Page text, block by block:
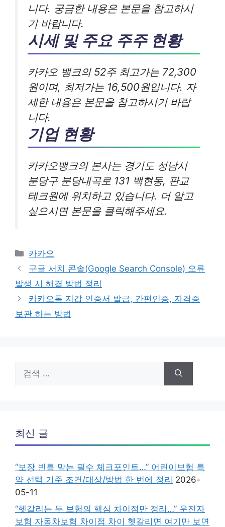
니다. 궁금한 내용은 본문을 참고하시
기 바랍니다.
시세 및 주요 주주 현황
카카오 뱅크의 52주 최고가는 72,300
원이며, 최저가는 16,500원입니다. 자
세한 내용은 본문을 참고하시기 바랍
니다.
기업 현황
카카오뱅크의 본사는 경기도 성남시
분당구 분당내곡로 131 백현동, 판교
테크원에 위치하고 있습니다. 더 알고
싶으시면 본문을 클릭해주세요.
카
테
고
리
카카오
구글 서치 콘솔(Google Search Console) 오류
발생 시 해결 방법 정리
카카오톡 지갑 인증서 발급, 간편인증, 자격증
보관 하는 방법
색:
최신 글
“보장 빈틈 막는 필수 체크포인트…” 어린이보험 특
약 선택 기준 조건/대상/방법 한 번에 정리 2026-
05-11
“헷갈리는 두 보험의 핵심 차이점만 정리…” 운전자
보험 자동차보험 차이점 차이 헷갈리면 여기만 보면